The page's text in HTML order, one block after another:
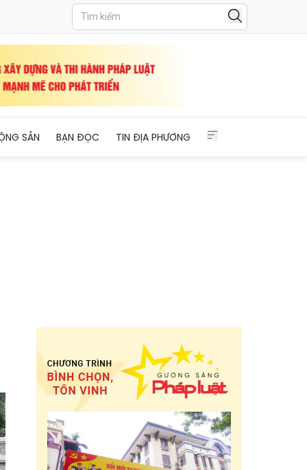
SẢN BẠN ĐỌC TIN ĐỊA PHƯƠNG